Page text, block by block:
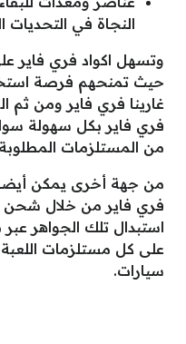
النجاة في التحديات
وتسهل اكواد فري فاير
حيث تمنحهم فرصة
غارينا فري فاير ومن
فري فاير بكل سهولة
من المستلزمات
من جهة أخرى يمكن
فري فاير من خلال شحن
استبدال تلك الجواهر
على كل مستلزمات
سيارات.